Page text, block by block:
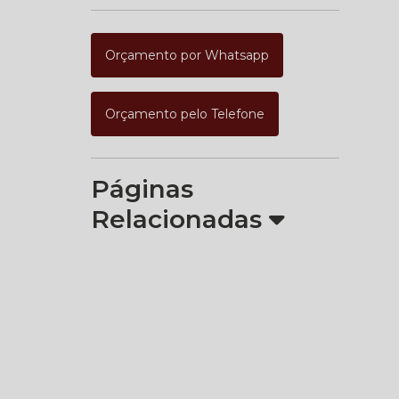
Orçamento por Whatsapp
Orçamento pelo Telefone
Páginas
Relacionadas